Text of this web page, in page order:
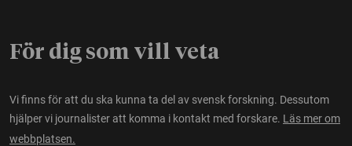
För dig som vill veta
Vi finns för att du ska kunna ta del av svensk forskning. Dessutom
hjälper vi journalister att komma i kontakt med forskare. Läs mer om
webbplatsen.